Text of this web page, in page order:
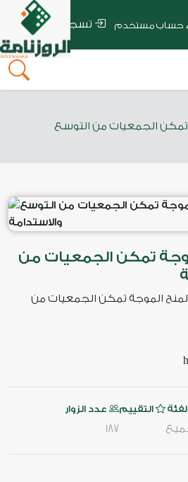
تمكن الجمعيات من التوسع
تمكن الجمعيات من
الموجة تمكن الجمعيات من
التقييم عدد الزوار
187